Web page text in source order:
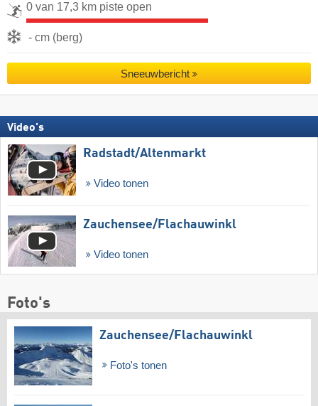
0 van 17,3 km piste open
- cm (berg)
Sneeuwbericht
Video's
Radstadt/​Altenmarkt
Video tonen
Zauchensee/​Flachauwinkl
Video tonen
Foto's
Zauchensee/​Flachauwinkl
Foto's tonen